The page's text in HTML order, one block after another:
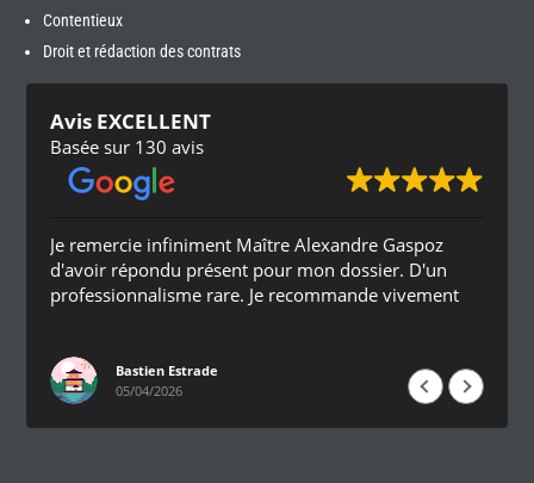
Contentieux
Droit et rédaction des contrats
Avis EXCELLENT
Basée sur 130 avis
Je remercie infiniment Maître Alexandre Gaspoz
d'avoir répondu présent pour mon dossier. D'un
professionnalisme rare. Je recommande vivement
Bastien Estrade
05/04/2026